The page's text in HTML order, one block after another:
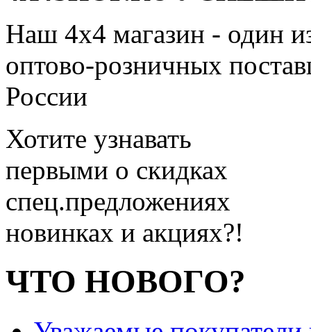
Наш 4x4 магазин - один
оптово-розничных
России
Хотите узнавать
первыми о скидках
спец.предложениях
новинках и акциях?!
ЧТО НОВОГО?